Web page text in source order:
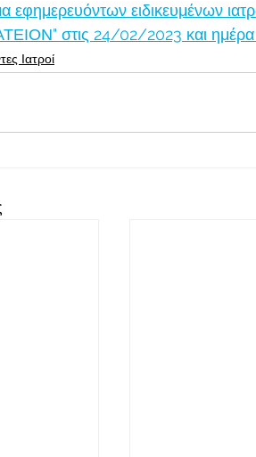
εφημερευόντων ειδικευμένων
στις 24/02/2023 και
Ιατροί